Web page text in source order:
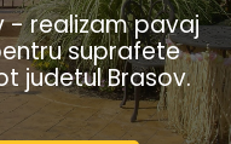
- realizam pavaj
suprafete
judetul Brasov.